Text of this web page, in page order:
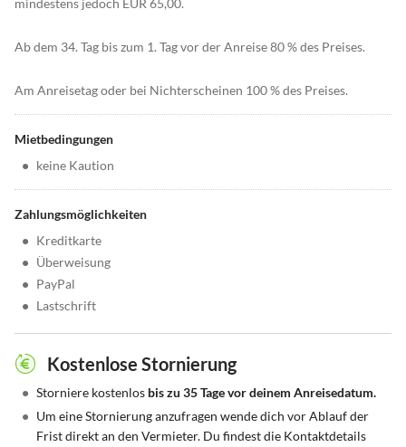
mindestens jedoch EUR 65,00.
Ab dem 34. Tag bis zum 1. Tag vor der Anreise 80 % des Preises.
Am Anreisetag oder bei Nichterscheinen 100 % des Preises.
Mietbedingungen
• keine Kaution
Zahlungsmöglichkeiten
• Kreditkarte
• Überweisung
• PayPal
• Lastschrift
Kostenlose Stornierung
• Storniere kostenlos bis zu 35 Tage vor deinem Anreisedatum.
• Um eine Stornierung anzufragen wende dich vor Ablauf der
Frist direkt an den Vermieter. Du findest die Kontaktdetails